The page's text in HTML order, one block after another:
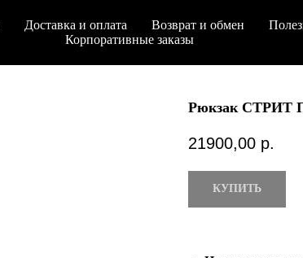
Доставка и оплата Возврат и обмен
Корпоративные заказы
Рюкзак
21900,00 р.
КУПИТЬ